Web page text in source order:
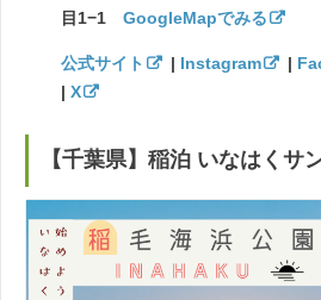
目1−1 GoogleMapでみる
公式サイト | Instagram |
| X
【千葉県】稲泊 いなはくサ